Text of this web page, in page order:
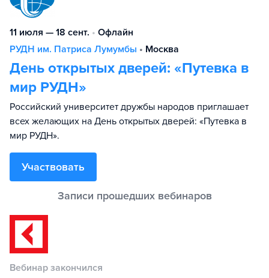
11 июля — 18 сент. • Офлайн
РУДН им. Патриса Лумумбы • Москва
День открытых дверей: «Путевка в
мир РУДН»
Российский университет дружбы народов приглашает
всех желающих на День открытых дверей: «Путевка в
мир РУДН».
Участвовать
Вебинар закончился